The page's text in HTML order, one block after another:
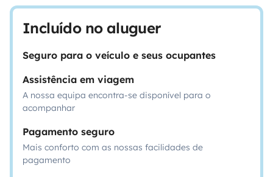
Incluído no aluguer
Seguro para o veículo e seus ocupantes
Assistência em viagem
A nossa equipa encontra-se disponível para o
acompanhar
Pagamento seguro
Mais conforto com as nossas facilidades de
pagamento